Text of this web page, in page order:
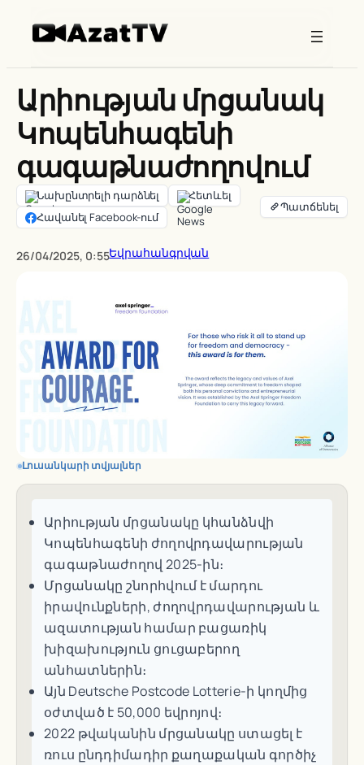
Արիության մրցանակ
Կոպենհագենի
գագաթնաժողովում
Նախընտրելի դարձնել
Հետևել
Հավանել Facebook-ում
26/04/2025, 0:55Եվրահանգրվան
Լուսանկարի տվյալներ
Արիության մրցանակը կհանձնվի
Կոպենհագենի ժողովրդավարության
գագաթնաժողով 2025-ին։
Մրցանակը շնորհվում է մարդու
իրավունքների, ժողովրդավարության և
ազատության համար բացառիկ
խիզախություն ցուցաբերող
անհատներին։
Այն Deutsche Postcode Lotterie-ի կողմից
օժտված է 50,000 եվրոյով։
2022 թվականին մրցանակը ստացել է
ռուս ընդդիմադիր քաղաքական գործիչ